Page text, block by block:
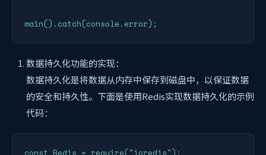
main().catch(console.error);
数据持久化功能的实现：
数据持久化是将数据从内存中保存到磁盘中，以保证数据
的安全和持久性。下面是使用Redis实现数据持久化的示例
代码：
const Redis = require("ioredis");